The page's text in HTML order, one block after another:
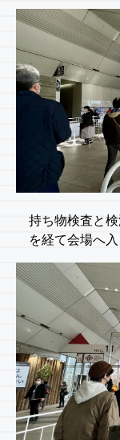
持ち物検査と
を経て会場へ入